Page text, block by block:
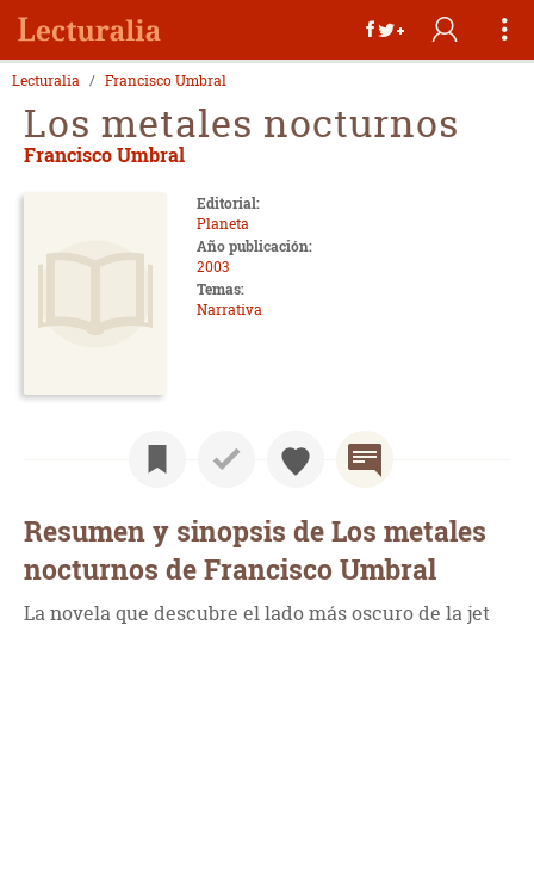
Lecturalia Francisco Umbral
Los metales nocturnos
Francisco Umbral
Editorial:
Planeta
Año publicación:
2003
Temas:
Narrativa
Resumen y sinopsis de Los metales
nocturnos de Francisco Umbral
La novela que descubre el lado más oscuro de la jet